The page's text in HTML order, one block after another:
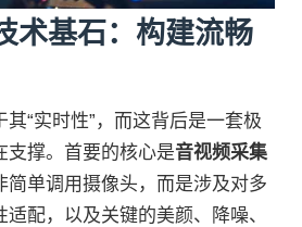
术基石：构建流畅
“实时性”，而这背后是一套极
支撑。首要的核心是音视频采集
简单调用摄像头，而是涉及对多
配，以及关键的美颜、降噪、